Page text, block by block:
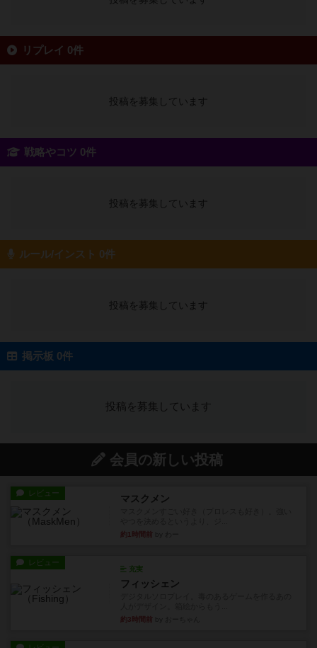
リプレイ 0件
投稿を募集しています
戦略やコツ 0件
投稿を募集しています
ルール/インスト 0件
投稿を募集しています
掲示板 0件
投稿を募集しています
会員の新しい投稿
レビュー マスクメン
約1時間前
レビュー
充実
フィッシェン
約3時間前